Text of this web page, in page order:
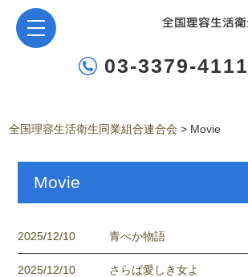
03-3379-4111
全国理容生活衛生同業組合連合会 > Movie
Movie
2025/12/10 青べか物語
2025/12/10 さらば愛しき女よ